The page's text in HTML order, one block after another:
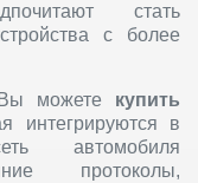
стать
с более
можете купить
интегрируются в
автомобиля
протоколы,